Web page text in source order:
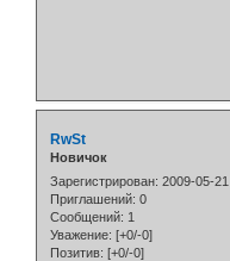
RwSt
Новичок
Зарегистрирован: 2009-05-21
Приглашений: 0
Сообщений: 1
Уважение: [+0/-0]
Позитив: [+0/-0]